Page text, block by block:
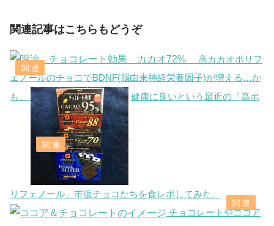
関連記事はこちらもどうぞ
高カカオポリフ
ェノールのチョコでBDNF(脳由来神経栄養因子)が増える…か
も。
健康に良いという最近の「高ポ
リフェノール」市販チョコたちを食レポしてみた。
チョコレートやココア